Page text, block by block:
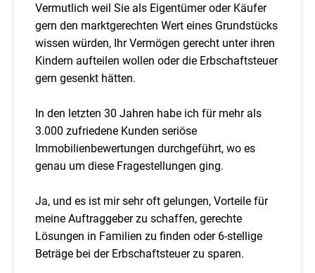
Vermutlich weil Sie als Eigentümer oder Käufer
gern den marktgerechten Wert eines Grundstücks
wissen würden, Ihr Vermögen gerecht unter ihren
Kindern aufteilen wollen oder die Erbschaftsteuer
gern gesenkt hätten.
In den letzten 30 Jahren habe ich für mehr als
3.000 zufriedene Kunden seriöse
Immobilienbewertungen durchgeführt, wo es
genau um diese Fragestellungen ging.
Ja, und es ist mir sehr oft gelungen, Vorteile für
meine Auftraggeber zu schaffen, gerechte
Lösungen in Familien zu finden oder 6-stellige
Beträge bei der Erbschaftsteuer zu sparen.